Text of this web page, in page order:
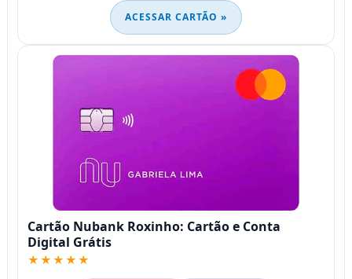
ACESSAR CARTÃO »
Cartão Nubank Roxinho: Cartão e Conta
Digital Grátis
★★★★★